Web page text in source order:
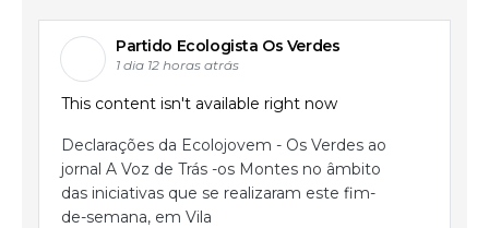
Partido Ecologista Os Verdes
1 dia 12 horas atrás
This content isn't available right now
Declarações da Ecolojovem - Os Verdes ao
jornal A Voz de Trás -os Montes no âmbito
das iniciativas que se realizaram este fim-
de-semana, em Vila